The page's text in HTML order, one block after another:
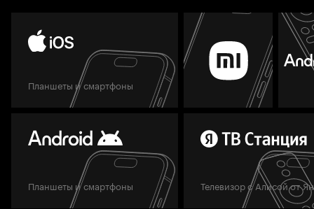
Планшеты и смартфоны
Планшеты и смартфоны Телевизор с Алисой от